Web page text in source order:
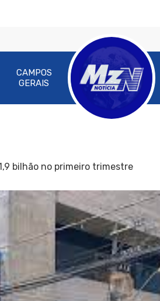
CAMPOS
GERAIS
bilhão no primeiro trimestre